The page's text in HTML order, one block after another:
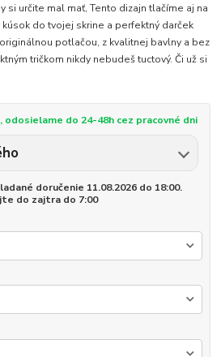
si určite mal mať, Tento dizajn tlačíme aj na
do tvojej skrine a perfektný darček
potlačou, z kvalitnej bavlny a bez
tričkom nikdy nebudeš tuctový. Či už si
odosielame do 24-48h cez pracovné dni
doručenie 11.08.2026 do 18:00.
do zajtra do 7:00